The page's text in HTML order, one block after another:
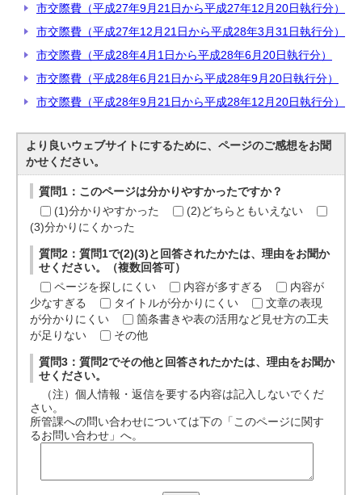
市交際費（平成27年9月21日から平成27年12月20日執行分）
市交際費（平成27年12月21日から平成28年3月31日執行分）
市交際費（平成28年4月1日から平成28年6月20日執行分）
市交際費（平成28年6月21日から平成28年9月20日執行分）
市交際費（平成28年9月21日から平成28年12月20日執行分）
より良いウェブサイトにするために、ページのご感想をお聞
かせください。
質問1：このページは分かりやすかったですか？
(1)分かりやすかった
(2)どちらともいえない
(3)分かりにくかった
質問2：質問1で(2)(3)と回答されたかたは、理由をお聞か
せください。（複数回答可）
ページを探しにくい
内容が多すぎる
内容が
少なすぎる
タイトルが分かりにくい
文章の表現
が分かりにくい
箇条書きや表の活用など見せ方の工夫
が足りない
その他
質問3：質問2でその他と回答されたかたは、理由をお聞か
せください。
（注）個人情報・返信を要する内容は記入しないでくだ
さい。
所管課への問い合わせについては下の「このページに関す
るお問い合わせ」へ。